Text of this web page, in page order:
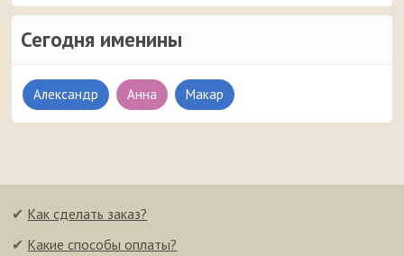
Сегодня именины
Александр Анна Макар
✔ Как сделать заказ?
✔ Какие способы оплаты?